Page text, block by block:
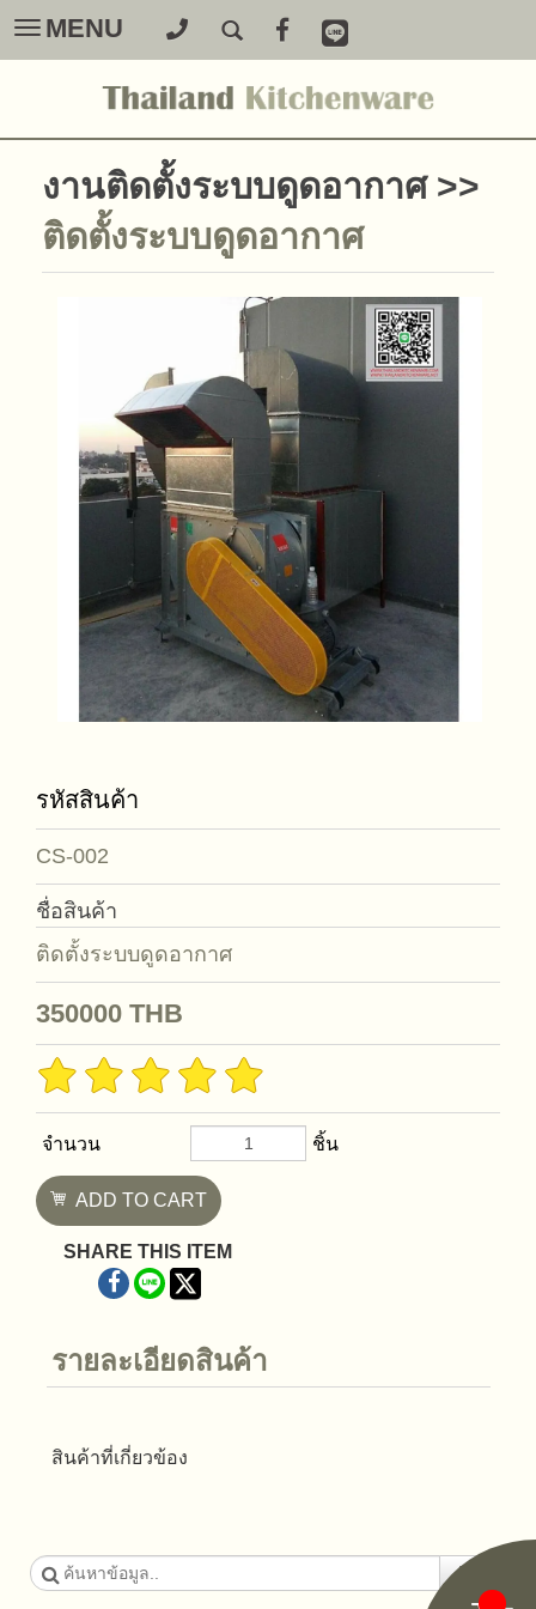
Toggle
navigation
MENU
งานติดตั้งระบบดูดอากาศ>>
ติดตั้งระบบดูดอากาศ
รหัสสินค้า
CS-002
ชื่อสินค้า
ติดตั้งระบบดูดอากาศ
350000 THB
จำนวน ชิ้น
ADD TO CART
SHARE THIS ITEM
รายละเอียดสินค้า
สินค้าที่เกี่ยวข้อง
ค้นหา